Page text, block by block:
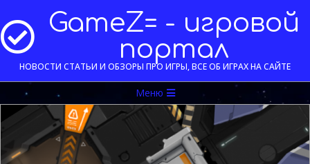
содержимомуGameZ= - игровой
портал
НОВОСТИ СТАТЬИ И ОБЗОРЫ ПРО ИГРЫ, ВСЕ ОБ ИГРАХ НА САЙТЕ
навигации
Меню